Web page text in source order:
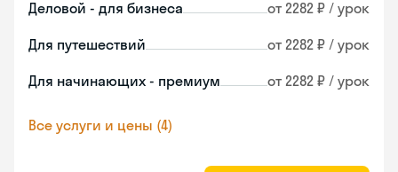
Деловой - для бизнеса от 2282 ₽ / урок
Для путешествий от 2282 ₽ / урок
Для начинающих - премиум от 2282 ₽ / урок
Все услуги и цены (4)